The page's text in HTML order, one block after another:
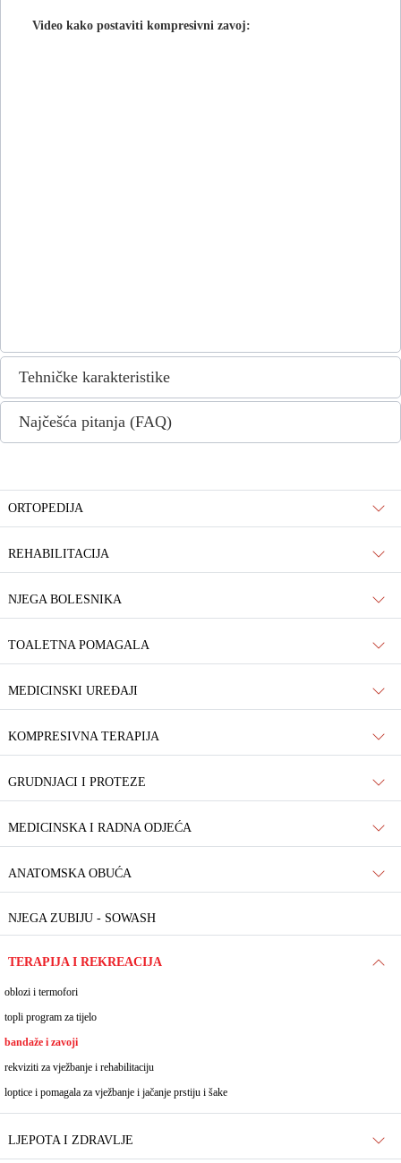
ORTOPEDIJA
REHABILITACIJA
NJEGA BOLESNIKA
TOALETNA POMAGALA
MEDICINSKI UREĐAJI
KOMPRESIVNA TERAPIJA
GRUDNJACI I PROTEZE
MEDICINSKA I RADNA ODJEĆA
ANATOMSKA OBUĆA
NJEGA ZUBIJU - SOWASH
TERAPIJA I REKREACIJA
oblozi i termofori
topli program za tijelo
bandaže i zavoji
rekviziti za vježbanje i rehabilitaciju
loptice i pomagala za vježbanje i jačanje prstiju i šake
LJEPOTA I ZDRAVLJE
Video kako postaviti kompresivni zavoj:
Tehničke karakteristike
Najčešća pitanja (FAQ)